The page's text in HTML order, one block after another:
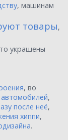
, машинам
товары,
украшены
, во
автомобилей,
после неё,
хиппи,
.